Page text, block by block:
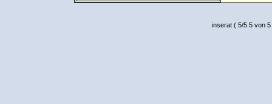
inserat( 5/5 5 von 5